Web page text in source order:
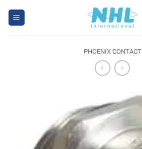
PHOENIX CONTACT